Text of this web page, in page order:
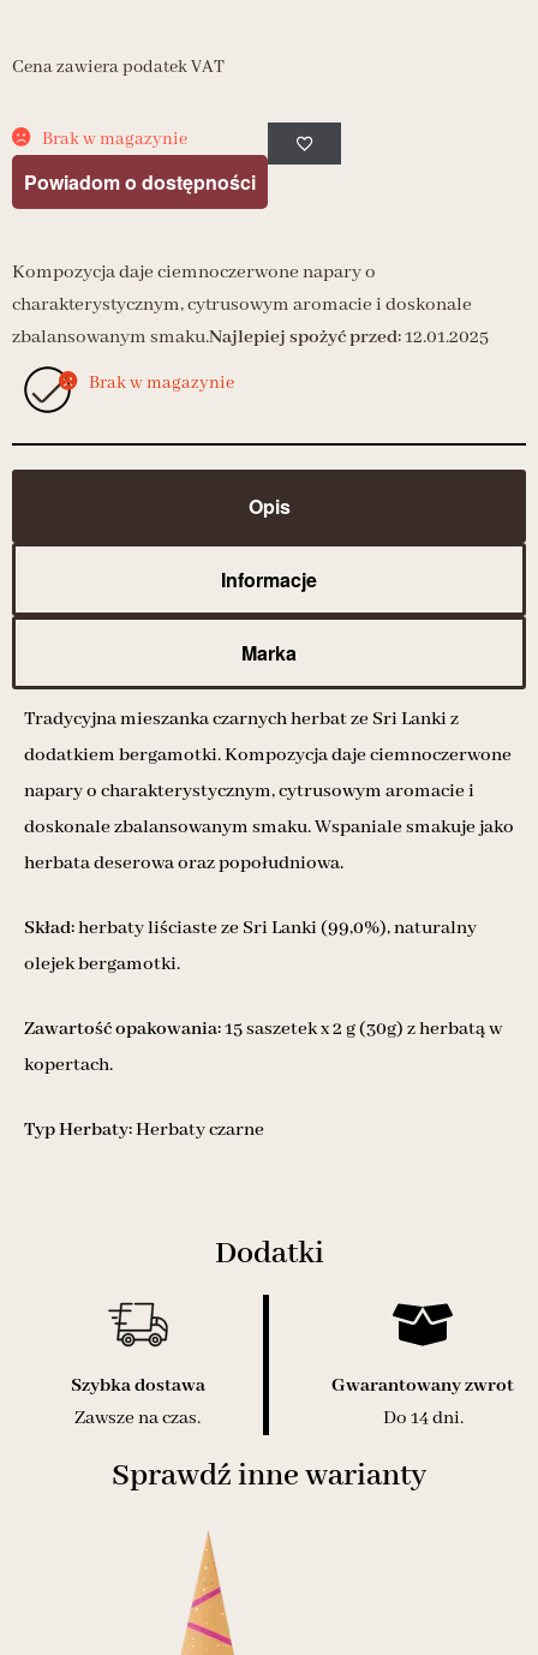
Cena zawiera podatek VAT
Brak w magazynie
Powiadom o dostępności
Kompozycja daje ciemnoczerwone napary o
charakterystycznym, cytrusowym aromacie i doskonale
zbalansowanym smaku.Najlepiej spożyć przed:12.01.2025
Brak w magazynie
Opis
Informacje
Marka
Tradycyjna mieszanka czarnych herbat ze Sri Lanki z
dodatkiem bergamotki. Kompozycja daje ciemnoczerwone
napary o charakterystycznym, cytrusowym aromacie i
doskonale zbalansowanym smaku. Wspaniale smakuje jako
herbata deserowa oraz popołudniowa.
Skład:herbaty liściaste ze Sri Lanki (99,0%), naturalny
olejek bergamotki.
Zawartość opakowania:15 saszetek x 2 g (30g) z herbatą w
kopertach.
Typ Herbaty:Herbaty czarne
Dodatki
Szybka dostawa
Zawsze na czas.
Gwarantowany zwrot
Do 14 dni.
Sprawdź inne warianty